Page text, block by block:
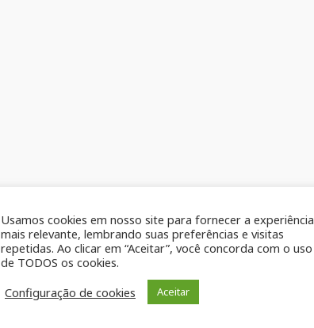
Usamos cookies em nosso site para fornecer a experiência
mais relevante, lembrando suas preferências e visitas
repetidas. Ao clicar em “Aceitar”, você concorda com o uso
de TODOS os cookies.
Configuração de cookies
Aceitar